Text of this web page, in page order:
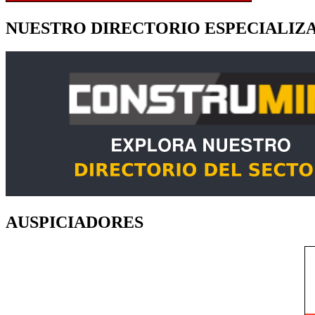
NUESTRO DIRECTORIO
AUSPICIADORES